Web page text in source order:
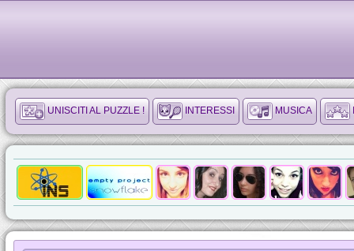
UNISCITI AL PUZZLE ! INTERESSI MUSICA